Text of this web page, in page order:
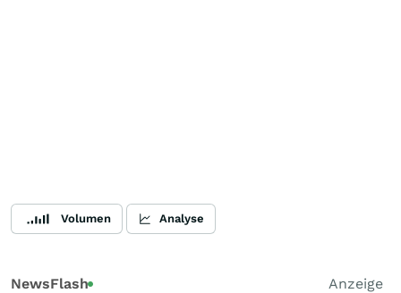
Volumen Analyse
NewsFlash
Anzeige